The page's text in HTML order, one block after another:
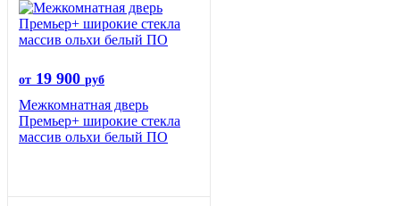
от 19 900 руб
Межкомнатная дверь
Премьер+ широкие стекла
массив ольхи белый ПО